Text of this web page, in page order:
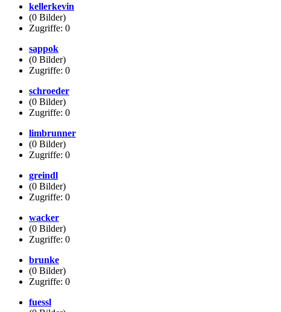
kellerkevin
(0 Bilder)
Zugriffe: 0
sappok
(0 Bilder)
Zugriffe: 0
schroeder
(0 Bilder)
Zugriffe: 0
limbrunner
(0 Bilder)
Zugriffe: 0
greindl
(0 Bilder)
Zugriffe: 0
wacker
(0 Bilder)
Zugriffe: 0
brunke
(0 Bilder)
Zugriffe: 0
fuessl